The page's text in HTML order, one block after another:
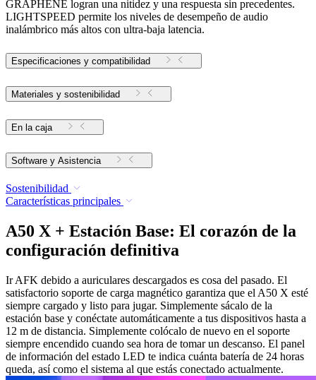
GRAPHENE logran una nitidez y una respuesta sin precedentes.
LIGHTSPEED permite los niveles de desempeño de audio
inalámbrico más altos con ultra-baja latencia.
Especificaciones y compatibilidad
Materiales y sostenibilidad
En la caja
Software y Asistencia
Sostenibilidad
Características principales
A50 X + Estación Base: El corazón de la
configuración definitiva
Ir AFK debido a auriculares descargados es cosa del pasado. El
satisfactorio soporte de carga magnético garantiza que el A50 X esté
siempre cargado y listo para jugar. Simplemente sácalo de la
estación base y conéctate automáticamente a tus dispositivos hasta a
12 m de distancia. Simplemente colócalo de nuevo en el soporte
siempre encendido cuando sea hora de tomar un descanso. El panel
de información del estado LED te indica cuánta batería de 24 horas
queda, así como el sistema al que estás conectado actualmente.